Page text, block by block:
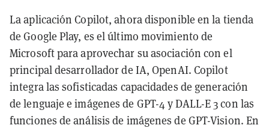
La aplicación Copilot, ahora disponible en la tienda
de Google Play, es el último movimiento de
Microsoft para aprovechar su asociación con el
principal desarrollador de IA, OpenAI. Copilot
integra las sofisticadas capacidades de generación
de lenguaje e imágenes de GPT-4 y DALL-E 3 con las
funciones de análisis de imágenes de GPT-Vision. En